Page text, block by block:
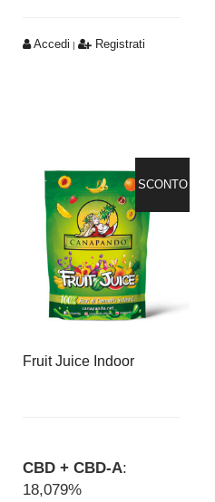
Accedi | Registrati
SCONTO
Fruit Juice Indoor
CBD + CBD-A:
18,079%